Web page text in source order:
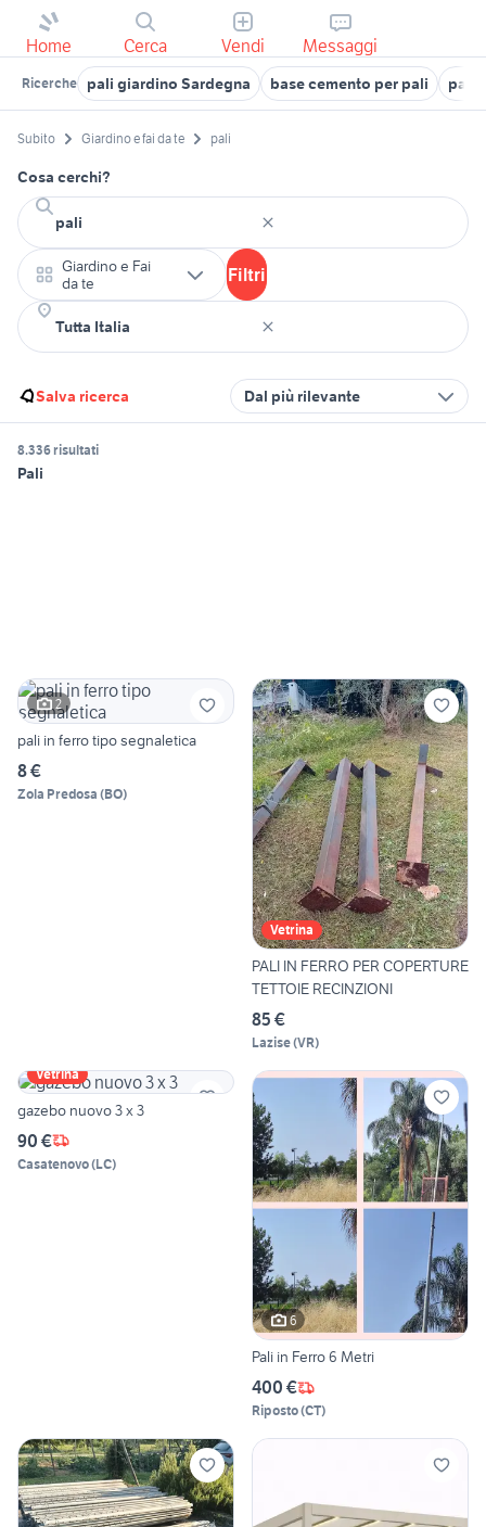
Home Cerca Vendi Messaggi
Ricerche pali giardino Sardegna base cemento per pali pali
Subito Giardino e fai da te pali
Cosa cerchi?
Giardino e Fai
da te
Filtri
Salva ricerca Dal più rilevante
8.336 risultati
Pali
2
pali in ferro tipo segnaletica
8 €
Zola Predosa (BO)
Vetrina
PALI IN FERRO PER COPERTURE
TETTOIE RECINZIONI
85 €
Lazise(VR)
Vetrina
gazebo nuovo 3 x 3
90 €
Casatenovo(LC)
6
Pali in Ferro 6 Metri
400 €
Riposto(CT)